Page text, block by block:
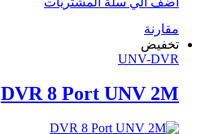
مقارنة
تخفيض
UNV-DVR
DVR 8 Port UNV 2M